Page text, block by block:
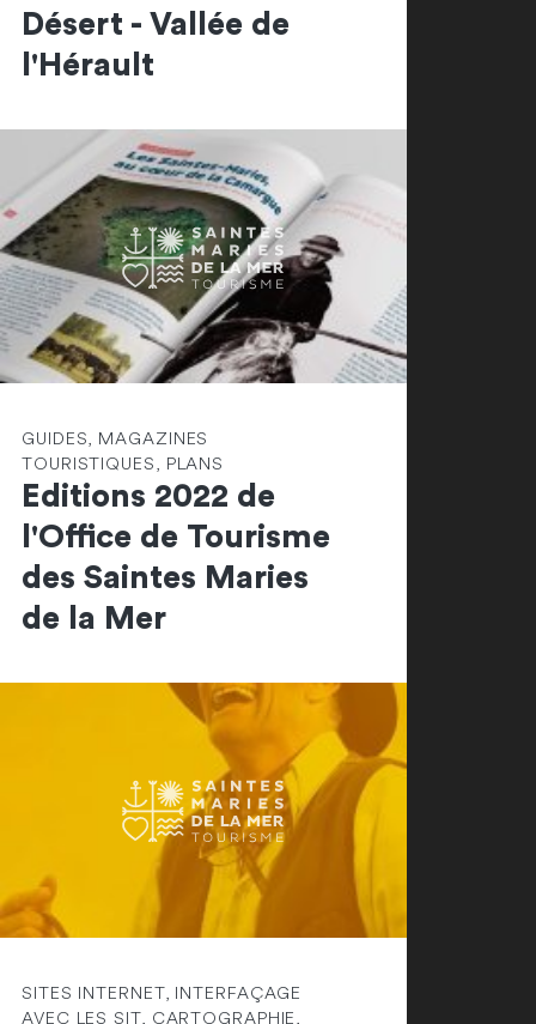
Désert - Vallée de
l'Hérault
GUIDES, MAGAZINES
TOURISTIQUES, PLANS
Editions 2022 de
l'Office de Tourisme
des Saintes Maries
de la Mer
SITES INTERNET, INTERFAÇAGE
AVEC LES SIT, CARTOGRAPHIE,